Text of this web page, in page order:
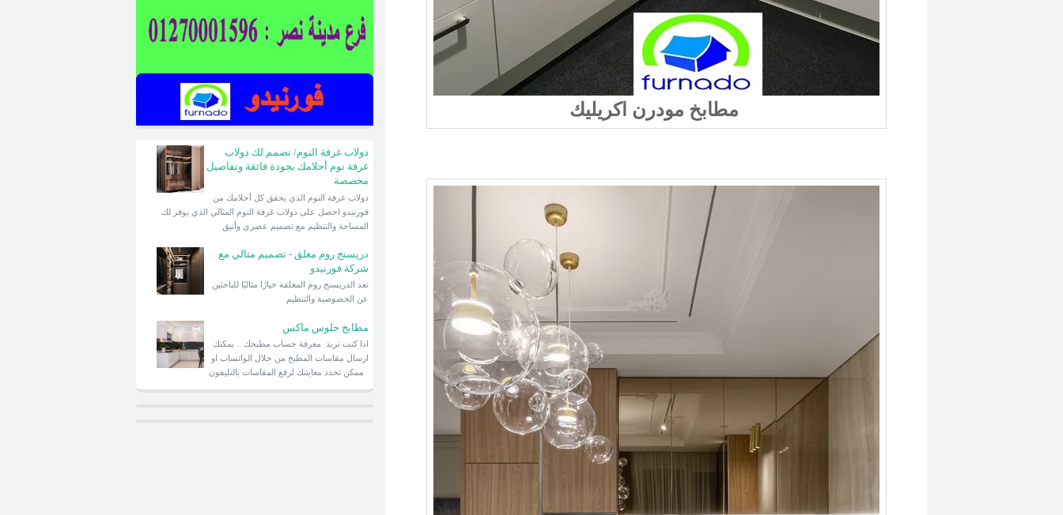
دولاب غرفة النوم/ نصمم لك دولاب
غرفة نوم أحلامك بجودة فائقة وتفاصيل
مخصصة
فورنيدو احصل على دولاب غرفة النوم المثالي الذي يوفر لك
المساحة والتنظيم مع تصميم عصري وأنيق
دريسنج روم مغلق - تصميم مثالي مع
شركة فورنيدو
عن الخصوصية والتنظيم
مطابخ جلوس ماكس
اذا كنت تريد معرفة حساب مطبخك .. يمكنك
ارسال مقاسات المطبخ من خلال الواتساب او